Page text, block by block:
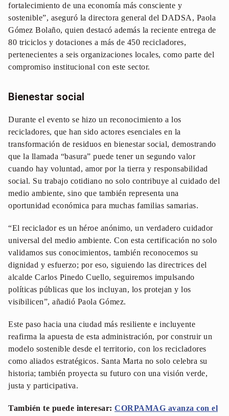
fortalecimiento de una economía más consciente y
sostenible”, aseguró la directora general del DADSA, Paola
Gómez Bolaño, quien destacó además la reciente entrega de
80 triciclos y dotaciones a más de 450 recicladores,
pertenecientes a seis organizaciones locales, como parte del
compromiso institucional con este sector.
Bienestar social
Durante el evento se hizo un reconocimiento a los
recicladores, que han sido actores esenciales en la
transformación de residuos en bienestar social, demostrando
que la llamada “basura” puede tener un segundo valor
cuando hay voluntad, amor por la tierra y responsabilidad
social. Su trabajo cotidiano no solo contribuye al cuidado del
medio ambiente, sino que también representa una
oportunidad económica para muchas familias samarias.
“El reciclador es un héroe anónimo, un verdadero cuidador
universal del medio ambiente. Con esta certificación no solo
validamos sus conocimientos, también reconocemos su
dignidad y esfuerzo; por eso, siguiendo las directrices del
alcalde Carlos Pinedo Cuello, seguiremos impulsando
políticas públicas que los incluyan, los protejan y los
visibilicen”, añadió Paola Gómez.
Este paso hacia una ciudad más resiliente e incluyente
reafirma la apuesta de esta administración, por construir un
modelo sostenible desde el territorio, con los recicladores
como aliados estratégicos. Santa Marta no solo celebra su
historia; también proyecta su futuro con una visión verde,
justa y participativa.
También te puede interesar: CORPAMAG avanza con el